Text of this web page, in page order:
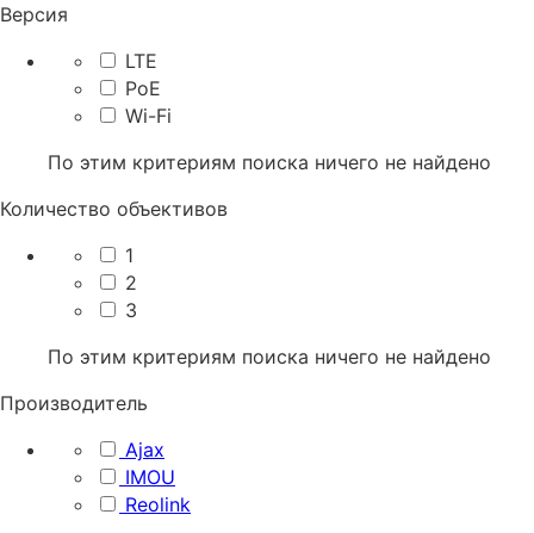
Версия
LTE
PoE
Wi-Fi
По этим критериям поиска ничего не найдено
Количество объективов
1
2
3
По этим критериям поиска ничего не найдено
Производитель
Ajax
IMOU
Reolink